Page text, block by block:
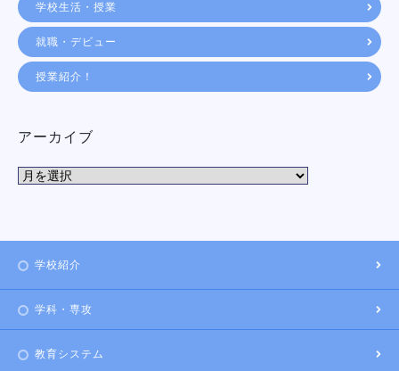
学校生活・授業
就職・デビュー
授業紹介！
アーカイブ
学校紹介
学科・専攻
教育システム